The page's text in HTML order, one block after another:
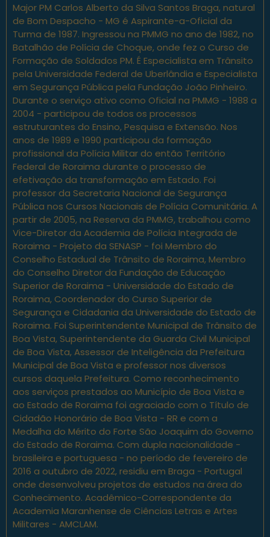
Major PM Carlos Alberto da Silva Santos Braga, natural
de Bom Despacho - MG é Aspirante-a-Oficial da
Turma de 1987. Ingressou na PMMG no ano de 1982, no
Batalhão de Polícia de Choque, onde fez o Curso de
Formação de Soldados PM. É Especialista em Trânsito
pela Universidade Federal de Uberlândia e Especialista
em Segurança Pública pela Fundação João Pinheiro.
Durante o serviço ativo como Oficial na PMMG - 1988 a
2004 - participou de todos os processos
estruturantes do Ensino, Pesquisa e Extensão. Nos
anos de 1989 e 1990 participou da formação
profissional da Polícia Militar do então Território
Federal de Roraima durante o processo de
efetivação da transformação em Estado. Foi
professor da Secretaria Nacional de Segurança
Pública nos Cursos Nacionais de Polícia Comunitária. A
partir de 2005, na Reserva da PMMG, trabalhou como
Vice-Diretor da Academia de Polícia Integrada de
Roraima - Projeto da SENASP - foi Membro do
Conselho Estadual de Trânsito de Roraima, Membro
do Conselho Diretor da Fundação de Educação
Superior de Roraima - Universidade do Estado de
Roraima, Coordenador do Curso Superior de
Segurança e Cidadania da Universidade do Estado de
Roraima. Foi Superintendente Municipal de Trânsito de
Boa Vista, Superintendente da Guarda Civil Municipal
de Boa Vista, Assessor de Inteligência da Prefeitura
Municipal de Boa Vista e professor nos diversos
cursos daquela Prefeitura. Como reconhecimento
aos serviços prestados ao Município de Boa Vista e
ao Estado de Roraima foi agraciado com o Título de
Cidadão Honorário de Boa Vista - RR e com a
Medalha do Mérito do Forte São Joaquim do Governo
do Estado de Roraima. Com dupla nacionalidade -
brasileira e portuguesa - no período de fevereiro de
2016 a outubro de 2022, residiu em Braga - Portugal
onde desenvolveu projetos de estudos na área do
Conhecimento. Acadêmico-Correspondente da
Academia Maranhense de Ciências Letras e Artes
Militares - AMCLAM.